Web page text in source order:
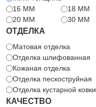
16 MM
18 MM
20 MM
30 MM
ОТДЕЛКА
Матовая отделка
Отделка шлифованная
Кожаная отделка
Отделка пескоструйная
Отделка кустарной ковки
КАЧЕСТВО